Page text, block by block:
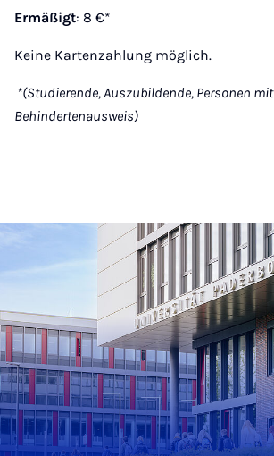
Ermäßigt: 8 €*
Keine Kartenzahlung möglich.
*(Studierende, Auszubildende, Personen mit
Behindertenausweis)